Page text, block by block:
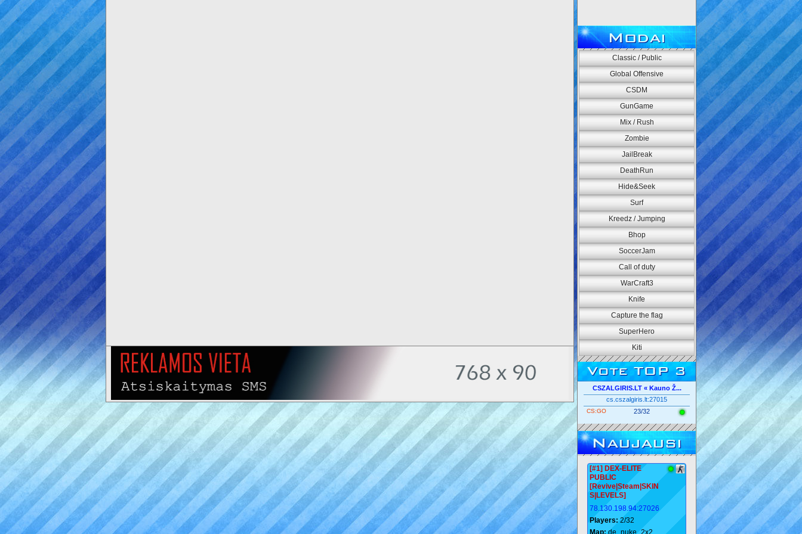
Modai
Classic / Public
Global Offensive
CSDM
GunGame
Mix / Rush
Zombie
JailBreak
DeathRun
Hide&Seek
Surf
Kreedz / Jumping
Bhop
SoccerJam
Call of duty
WarCraft3
Knife
Capture the flag
SuperHero
Kiti
Vote TOP 3
CSZALGIRIS.LT « Kauno Ž...
cs.cszalgiris.lt:27015
CS:GO 23/32
Naujausi